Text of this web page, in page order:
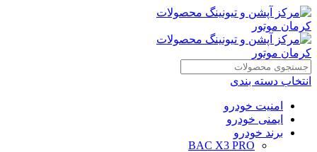
انتخاب دسته بندی
امنیت خودرو
ایمنی خودرو
برند خودرو
BAC X3 PRO